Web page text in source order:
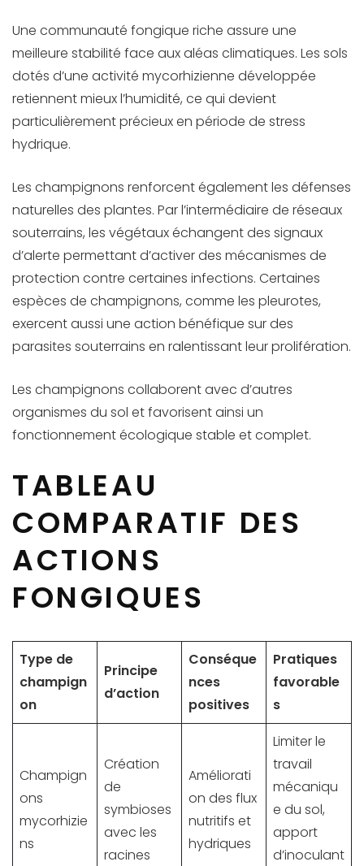
Une communauté fongique riche assure une
meilleure stabilité face aux aléas climatiques. Les sols
dotés d’une activité mycorhizienne développée
retiennent mieux l’humidité, ce qui devient
particulièrement précieux en période de stress
hydrique.
Les champignons renforcent également les défenses
naturelles des plantes. Par l’intermédiaire de réseaux
souterrains, les végétaux échangent des signaux
d’alerte permettant d’activer des mécanismes de
protection contre certaines infections. Certaines
espèces de champignons, comme les pleurotes,
exercent aussi une action bénéfique sur des
parasites souterrains en ralentissant leur prolifération.
Les champignons collaborent avec d’autres
organismes du sol et favorisent ainsi un
fonctionnement écologique stable et complet.
TABLEAU
COMPARATIF DES
ACTIONS
FONGIQUES
Type de
champign
on
Principe
d’action
Conséque
nces
positives
Pratiques
favorable
s
Champign
ons
mycorhizie
ns
Création
de
symbioses
avec les
racines
Améliorati
on des flux
nutritifs et
hydriques
Limiter le
travail
mécaniqu
e du sol,
apport
d’inoculant